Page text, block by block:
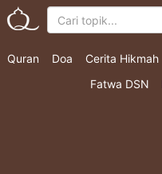
Quran Doa Cerita Hikmah
Fatwa DSN